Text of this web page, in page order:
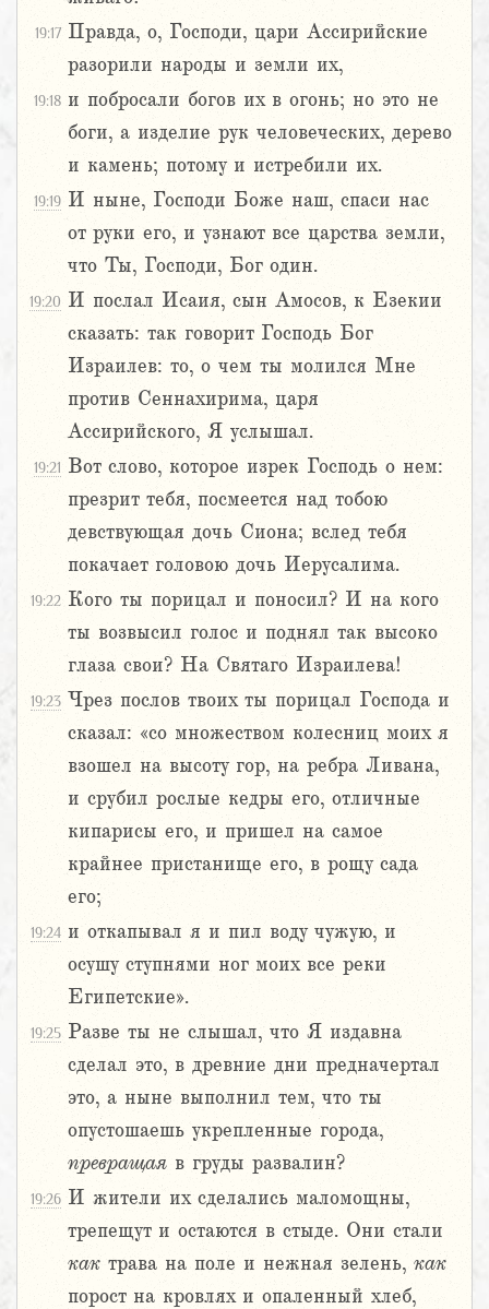
19:17 Правда, о, Господи, цари Ассирийские
разорили народы и земли их,
19:18 и побросали богов их в огонь; но это не
боги, а изделие рук человеческих, дерево
и камень; потому и истребили их.
19:19 И ныне, Господи Боже наш, спаси нас
от руки его, и узнают все царства земли,
что Ты, Господи, Бог один.
19:20 И послал Исаия, сын Амосов, к Езекии
сказать: так говорит Господь Бог
Израилев: то, о чем ты молился Мне
против Сеннахирима, царя
Ассирийского, Я услышал.
19:21 Вот слово, которое изрек Господь о нем:
презрит тебя, посмеется над тобою
девствующая дочь Сиона; вслед тебя
покачает головою дочь Иерусалима.
19:22 Кого ты порицал и поносил? И на кого
ты возвысил голос и поднял так высоко
глаза свои? На Святаго Израилева!
19:23 Чрез послов твоих ты порицал Господа и
сказал: «со множеством колесниц моих я
взошел на высоту гор, на ребра Ливана,
и срубил рослые кедры его, отличные
кипарисы его, и пришел на самое
крайнее пристанище его, в рощу сада
его;
19:24 и откапывал я и пил воду чужую, и
осушу ступнями ног моих все реки
Египетские».
19:25 Разве ты не слышал, что Я издавна
сделал это, в древние дни предначертал
это, а ныне выполнил тем, что ты
опустошаешь укрепленные города,
превращая в груды развалин?
19:26 И жители их сделались маломощны,
трепещут и остаются в стыде. Они стали
как трава на поле и нежная зелень, как
порост на кровлях и опаленный хлеб,